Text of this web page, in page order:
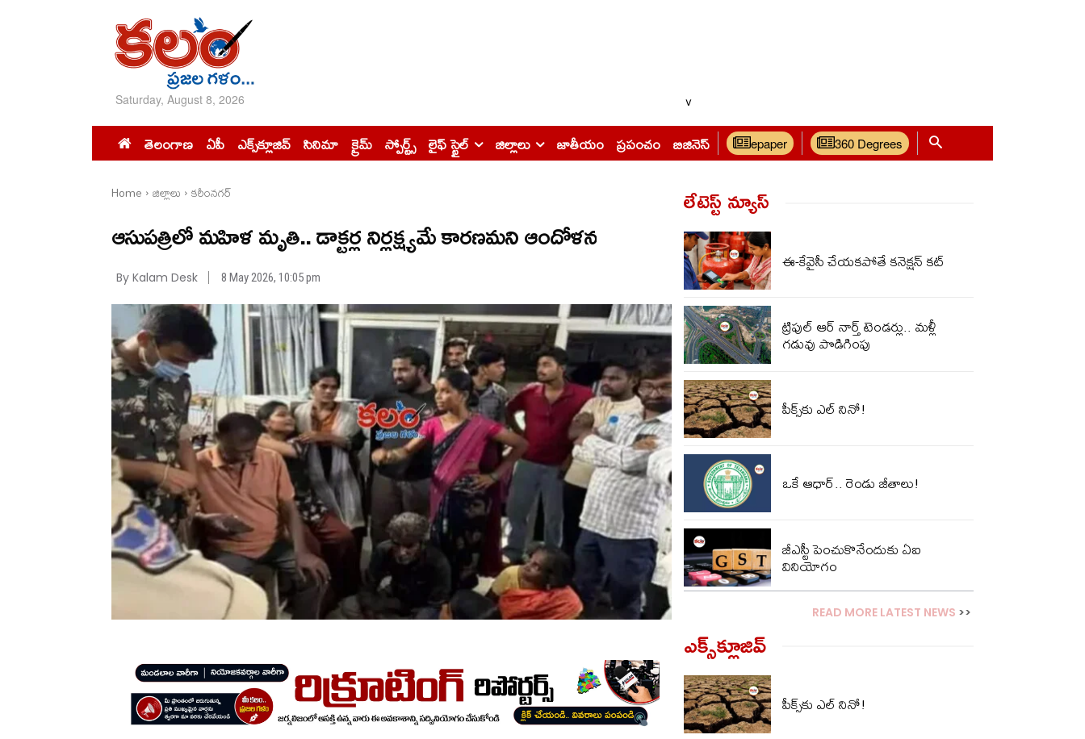
Saturday, August 8, 2026 v
తెలంగాణ ఏపీ ఎక్స్‌క్లూజివ్‌ సినిమా క్రైమ్ స్పోర్ట్స్ లైఫ్ స్టైల్ జిల్లాలు జాతీయం ప్రపంచం బిజినెస్ epaper 360 Degrees
Home జిల్లాలు కరీంనగర్
ఆసుపత్రిలో మహిళ మృతి.. డాక్ట‌ర్ల నిర్ల‌క్ష్య‌మే కార‌ణ‌మ‌ని ఆందోళ‌న‌​
By Kalam Desk 8 May 2026, 10:05 pm
లేటెస్ట్ న్యూస్‌
ఈ-కేవైసీ చేయకపోతే కనెక్షన్ కట్
ట్రిపుల్ ఆర్‌ నార్త్ టెండర్లు.. మ‌ళ్లీ
గ‌డువు పొడిగింపు
పీక్స్‌కు ఎల్‌ నినో!
ఒకే ఆధార్.. రెండు జీతాలు!
జీఎస్టీ పెంచుకొనేందుకు ఏఐ
వినియోగం
READ MORE LATEST NEWS >>
ఎక్స్‌క్లూజివ్‌
పీక్స్‌కు ఎల్‌ నినో!